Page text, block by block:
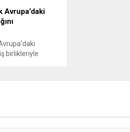
Avrupa’daki
birlikleriyle